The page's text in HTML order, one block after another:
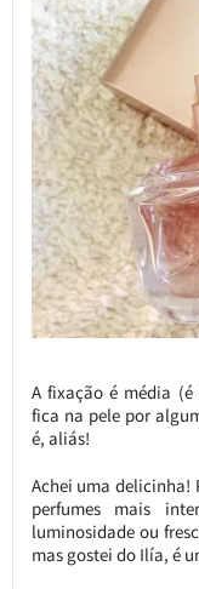
A fixação é média
fica na pele por
é, aliás!
Achei uma delicinha!
perfumes mais
luminosidade ou
mas gostei do Ilía, é